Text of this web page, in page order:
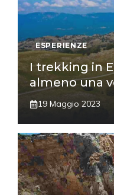
ESPERIENZE
I trekking in
almeno una
19 Maggio 2023